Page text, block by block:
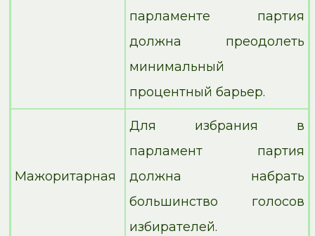
парламенте партия
должна преодолеть
минимальный
процентный барьер.
Мажоритарная
Для избрания в
парламент партия
должна набрать
большинство голосов
избирателей.